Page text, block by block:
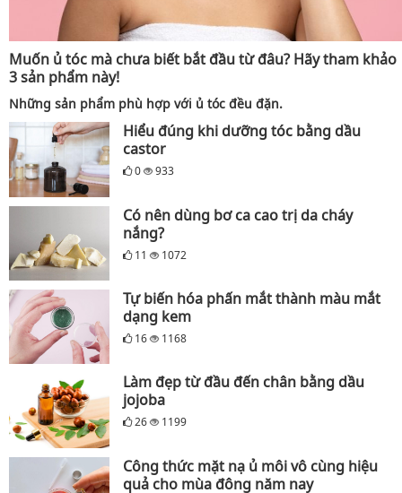
Muốn ủ tóc mà chưa biết bắt đầu từ đâu? Hãy tham khảo
3 sản phẩm này!
Những sản phẩm phù hợp với ủ tóc đều đặn.
Hiểu đúng khi dưỡng tóc bằng dầu
castor
0 933
Có nên dùng bơ ca cao trị da cháy
nắng?
11 1072
Tự biến hóa phấn mắt thành màu mắt
dạng kem
16 1168
Làm đẹp từ đầu đến chân bằng dầu
jojoba
26 1199
Công thức mặt nạ ủ môi vô cùng hiệu
quả cho mùa đông năm nay